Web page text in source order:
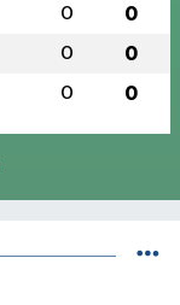
0 0
0 0
0 0